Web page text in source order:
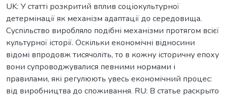
UK: У статті розкритий вплив соціокультурної
детермінації як механізм адаптації до середовища.
Суспільство виробляло подібні механізми протягом всієї
культурної історії. Оскільки економічні відносини
відомі впродовж тисячоліть, то в кожну історичну епоху
вони супроводжувалися певними нормами і
правилами, які регулюють увесь економічний процес:
від виробництва до споживання. RU: В статье раскрыто